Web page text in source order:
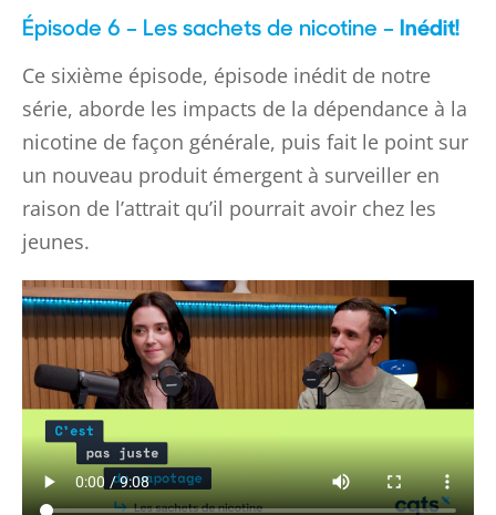
Épisode 6 – Les sachets de nicotine – Inédit!
Ce sixième épisode, épisode inédit de notre
série, aborde les impacts de la dépendance à la
nicotine de façon générale, puis fait le point sur
un nouveau produit émergent à surveiller en
raison de l’attrait qu’il pourrait avoir chez les
jeunes.